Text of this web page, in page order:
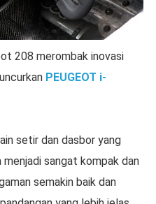
208 merombak inovasi
PEUGEOT i-
setir dan dasbor yang
sangat kompak dan
semakin baik dan